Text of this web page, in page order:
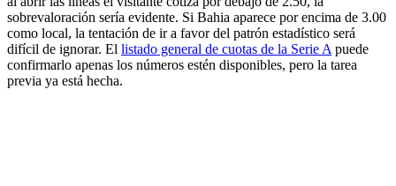
sobrevaloración sería evidente. Si Bahia aparece por encima de 3.00
como local, la tentación de ir a favor del patrón estadístico será
difícil de ignorar. El listado general de cuotas de la Serie A puede
confirmarlo apenas los números estén disponibles, pero la tarea
previa ya está hecha.